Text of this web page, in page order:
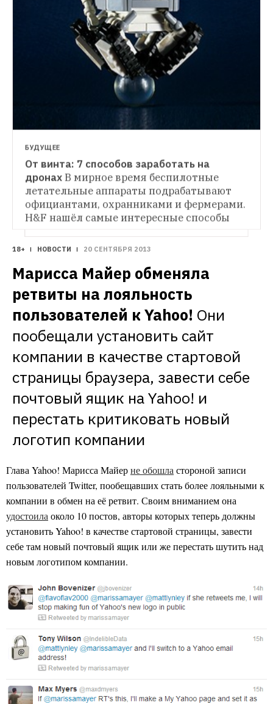
КАК ЭТО РАБОТАЕТ
Производственный процесс:
Как конструируют самолётыH&F посетил
конструкторское бюро «Туполев» и узнал,
зачем самолёты делают из дерева и
БУДУЩЕЕ
От винта: 7 способов заработать на
дронах В мирное время беспилотные
летательные аппараты подрабатывают
официантами, охранниками и фермерами.
H&F нашёл самые интересные способы
18+ НОВОСТИ 20 СЕНТЯБРЯ 2013
Марисса Майер обменяла
ретвиты на лояльность
пользователей к Yahoo! Они
пообещали установить сайт
компании в качестве стартовой
страницы браузера, завести себе
почтовый ящик на Yahoo! и
перестать критиковать новый
логотип компании
Глава Yahoo! Марисса Майерне обошла стороной записи
пользователей Twitter, пообещавших стать более лояльными к
компании в обмен на её ретвит. Своим вниманием она
удостоила около 10 постов, авторы которых теперь должны
установить Yahoo! в качестве стартовой страницы, завести
себе там новый почтовый ящик или же перестать шутить над
новым логотипом компании.